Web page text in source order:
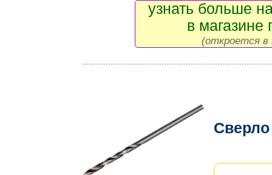
узнать больше
в магазине
(откроется в